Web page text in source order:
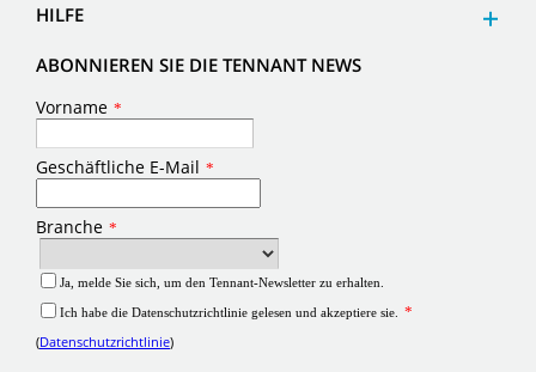
HILFE
ABONNIEREN SIE DIE TENNANT NEWS